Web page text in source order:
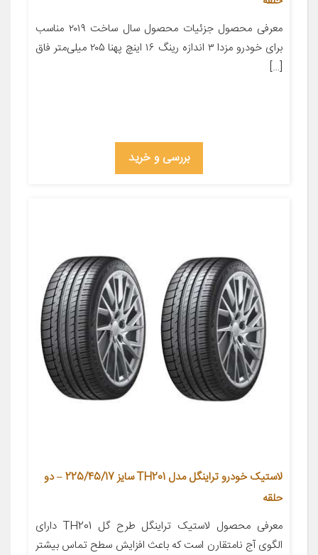
معرفی محصول جزئیات محصول سال ساخت ۲۰۱۹ مناسب
برای خودرو مزدا ۳ اندازه رینگ ۱۶ اینچ پهنا ۲۰۵ میلی‌متر فاق
[…]
بررسی و خرید
لاستیک خودرو تراینگل مدل TH201 سایز 225/45/17 – دو
حلقه
معرفی محصول لاستیک تراینگل طرح گل TH201 دارای
الگوی آج نامتقارن است که باعث افزایش سطح تماس بیشتر